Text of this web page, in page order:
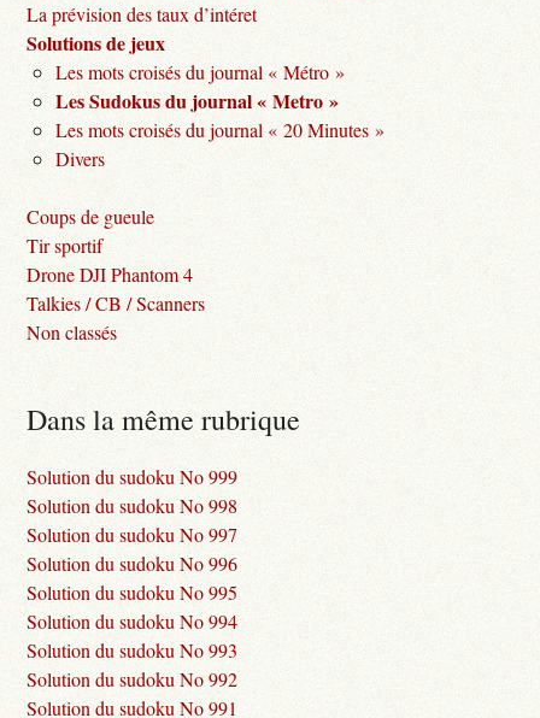
La prévision des taux d’intéret
Solutions de jeux
Les mots croisés du journal « Métro »
Les Sudokus du journal « Metro »
Les mots croisés du journal « 20 Minutes »
Divers
Coups de gueule
Tir sportif
Drone DJI Phantom 4
Talkies / CB / Scanners
Non classés
Dans la même rubrique
Solution du sudoku No 999
Solution du sudoku No 998
Solution du sudoku No 997
Solution du sudoku No 996
Solution du sudoku No 995
Solution du sudoku No 994
Solution du sudoku No 993
Solution du sudoku No 992
Solution du sudoku No 991